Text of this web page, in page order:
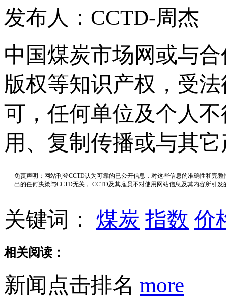
发布人：CCTD-周杰
中国煤炭市场网或与
版权等知识产权，受
可，任何单位及个人
用、复制传播或与其
免责声明：网站刊登CCTD认为可靠的已公开信息，对这些信息的准确性和完
出的任何决策与CCTD无关， CCTD及其雇员不对使用网站信息及其内容所引
关键词： 煤炭 指数 价
相关阅读：
新闻点击排名 more